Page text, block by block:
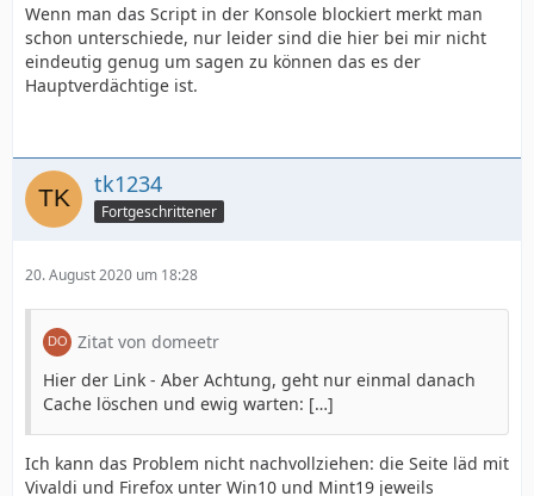
Wenn man das Script in der Konsole blockiert merkt man
schon unterschiede, nur leider sind die hier bei mir nicht
eindeutig genug um sagen zu können das es der
Hauptverdächtige ist.
tk1234
Fortgeschrittener
20. August 2020 um 18:28
Zitat von domeetr
Hier der Link - Aber Achtung, geht nur einmal danach
Cache löschen und ewig warten: […]
Ich kann das Problem nicht nachvollziehen: die Seite läd mit
Vivaldi und Firefox unter Win10 und Mint19 jeweils